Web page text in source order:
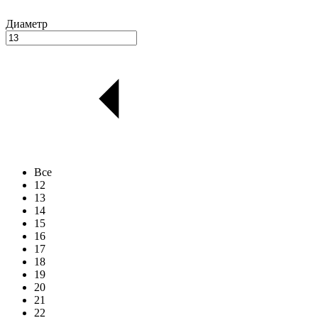
Диаметр
Все
12
13
14
15
16
17
18
19
20
21
22